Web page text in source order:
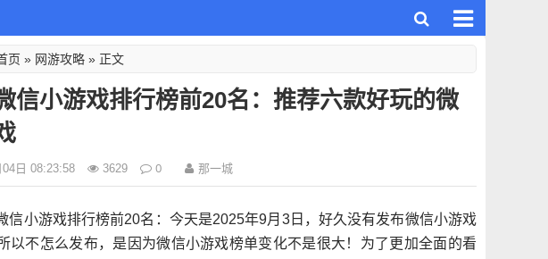
页 » 网游攻略 » 正文
信小游戏排行榜前20名：推荐六款好玩的微
日 08:23:58 3629 0 那一城
信小游戏排行榜前20名：今天是2025年9月3日，好久没有发布微信小游戏
以不怎么发布，是因为微信小游戏榜单变化不是很大！为了更加全面的看